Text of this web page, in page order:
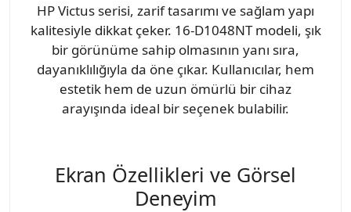
HP Victus serisi, zarif tasarımı ve sağlam yapı
kalitesiyle dikkat çeker. 16-D1048NT modeli, şık
bir görünüme sahip olmasının yanı sıra,
dayanıklılığıyla da öne çıkar. Kullanıcılar, hem
estetik hem de uzun ömürlü bir cihaz
arayışında ideal bir seçenek bulabilir.
Ekran Özellikleri ve Görsel
Deneyim